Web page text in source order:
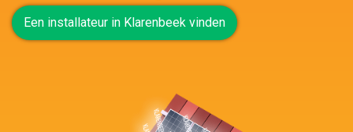
Een installateur in Klarenbeek vinden